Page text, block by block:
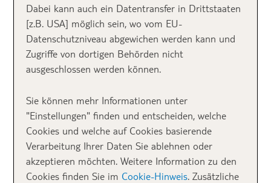
Wenn du eine Vorliebe für naturbelassene Strände
hast, dann solltest du unbedingt einen Tag am
de Moroauf Mallorca verbringen. Die Badebucht ist
von grünbewaldeten Felsen umgeben und wird viel
von Mallorquinern besucht.
Aber auch Fuerteventura ist mit seinen ungefähr 100
Stränden ein Eldorado für Sonnenanbeter.
Wunderschön sind zum Beispiel die Dünen von
Corralejo, die in einem romantischen Sandstrand
zum Ozean hin verlaufen.
Dabei kann auch ein Datentransfer in Drittstaaten
[z.B. USA] möglich sein, wo vom EU-
Datenschutzniveau abgewichen werden kann und
Zugriffe von dortigen Behörden nicht
ausgeschlossen werden können.
Sie können mehr Informationen unter
"Einstellungen" finden und entscheiden, welche
Cookies und welche auf Cookies basierende
Verarbeitung Ihrer Daten Sie ablehnen oder
akzeptieren möchten. Weitere Information zu den
Cookies finden Sie im Cookie-Hinweis. Zusätzliche